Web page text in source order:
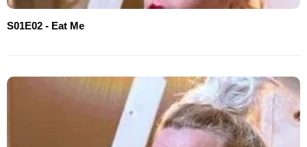
S01E02 - Eat Me